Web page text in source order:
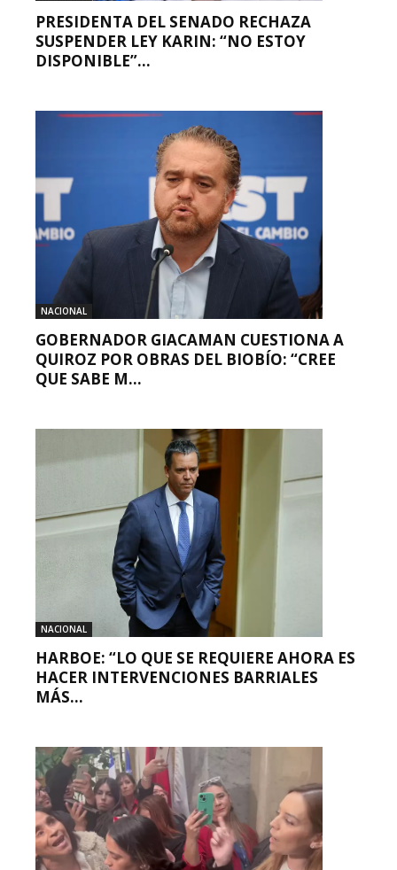
PRESIDENTA DEL SENADO RECHAZA
SUSPENDER LEY KARIN: “NO ESTOY
DISPONIBLE”...
NACIONAL
GOBERNADOR GIACAMAN CUESTIONA A
QUIROZ POR OBRAS DEL BIOBÍO: “CREE
QUE SABE M...
NACIONAL
HARBOE: “LO QUE SE REQUIERE AHORA ES
HACER INTERVENCIONES BARRIALES
MÁS...